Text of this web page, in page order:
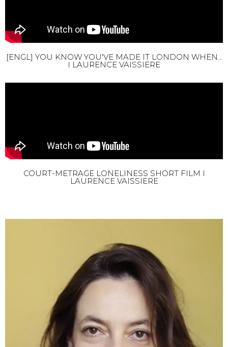
[ENGL] YOU KNOW YOU'VE MADE IT LONDON WHEN...
I LAURENCE VAISSIERE
COURT-METRAGE LONELINESS SHORT FILM I
LAURENCE VAISSIERE